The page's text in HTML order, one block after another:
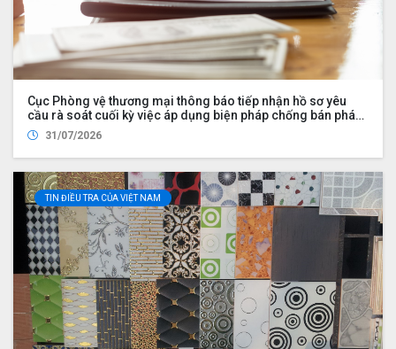
Cục Phòng vệ thương mại thông báo tiếp nhận hồ sơ yêu
cầu rà soát cuối kỳ việc áp dụng biện pháp chống bán phá
giá đối với một số sản phẩm bàn, ghế có xuất xứ từ nước
Cộng hòa Nhân dân Trung Hoa (Mã vụ việc: AD16)
31/07/2026
TIN ĐIỀU TRA CỦA VIỆT NAM